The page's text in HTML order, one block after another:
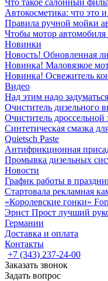
Что такое салонный
Автокосметика: что это
Правила ручной мойки
Чтобы мотор автомобиля
Новинки
Новость! Обновленная
Новинка! Маловязкое
Новинка! Освежитель
Видео
Над этим надо
Очиститель дизельного
Очиститель
Синтетическая смазка
Quietsch Paste
Антифрикционная
Промывка дизельных
Новости
График работы в
Стартовала рекламная
«Королевские гонки»
Эрнст Прост лучший
Германии
Доставка и оплата
Контакты
+7 (343) 237-24-00
Заказать звонок
Задать вопрос